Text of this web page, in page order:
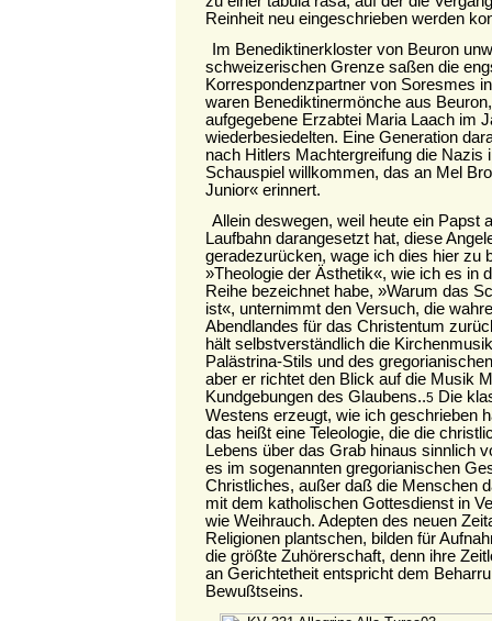
Reinheit neu eingeschrieben werden
Im Benediktinerkloster von Beuron
schweizerischen Grenze saßen die
Korrespondenzpartner von Soresmes
waren Benediktinermönche aus
aufgegebene Erzabtei Maria Laach im
wiederbesiedelten. Eine Generation
nach Hitlers Machtergreifung die Nazis
Schauspiel willkommen, das an Mel
Junior« erinnert.
Allein deswegen, weil heute ein Papst
Laufbahn darangesetzt hat, diese
geradezurücken, wage ich dies hier zu
»Theologie der Ästhetik«, wie ich es in
Reihe bezeichnet habe, »Warum das
ist«, unternimmt den Versuch, die
Abendlandes für das Christentum
hält selbstverständlich die
Palästrina-Stils und des
aber er richtet den Blick auf die Musik
Kundgebungen des Glaubens..5Die
Westens erzeugt, wie ich geschrieben
das heißt eine Teleologie, die die
Lebens über das Grab hinaus sinnlich
es im sogenannten gregorianischen
Christliches, außer daß die Menschen
mit dem katholischen Gottesdienst in
wie Weihrauch. Adepten des neuen
Religionen plantschen, bilden für
die größte Zuhörerschaft, denn ihre
an Gerichtetheit entspricht dem
Bewußtseins.